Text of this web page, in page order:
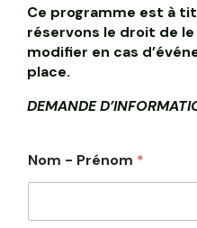
Ce programme est à
réservons le droit de
modifier en cas
place.
DEMANDE
D
e
t
Nom - Prénom *